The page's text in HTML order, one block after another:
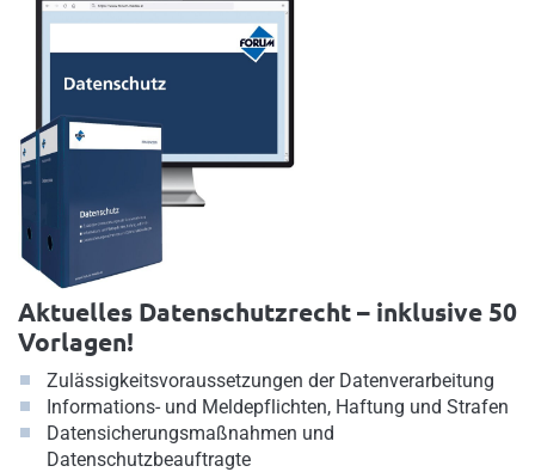
Aktuelles Datenschutzrecht – inklusive 50
Vorlagen!
Zulässigkeitsvoraussetzungen der Datenverarbeitung
Informations- und Meldepflichten, Haftung und Strafen
Datensicherungsmaßnahmen und
Datenschutzbeauftragte